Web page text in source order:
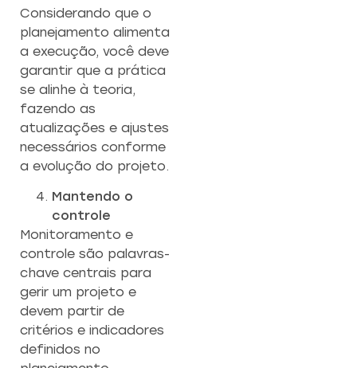
Considerando que o
planejamento alimenta
a execução, você deve
garantir que a prática
se alinhe à teoria,
fazendo as
atualizações e ajustes
necessários conforme
a evolução do projeto.
Mantendo o
controle
Monitoramento e
controle são palavras-
chave centrais para
gerir um projeto e
devem partir de
critérios e indicadores
definidos no